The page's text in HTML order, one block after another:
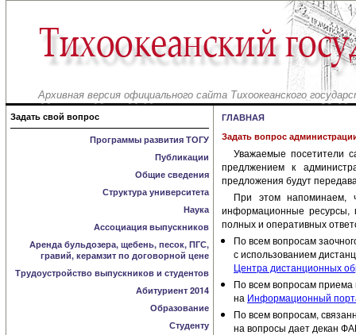
Архивная версия официального сайта Тихоокеанского
Задать свой вопрос
Программы развития ТОГУ
Публикации
Общие сведения
Структура университета
Наука
Ассоциация выпускников
Аренда бульдозера, щебень, песок, ПГС,
гравий, керамзит по договорной цене
Трудоустройство выпускников и студентов
Абитуриент 2014
Образование
Студенту
ГЛАВНАЯ
Задать вопрос
Уважаемые посетители
предлжением к
предложения будут
При этом напоминаем,
информационные ресурсы,
полных и оперативных
По всем вопросам
с использованием
Центра дистанционных
По всем вопросам приема
на Информационный
По всем вопросам,
на вопросы дает декан